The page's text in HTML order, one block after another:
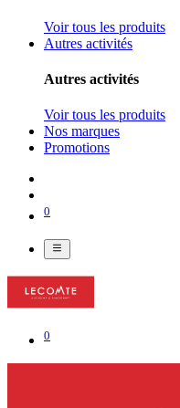
Voir tous les produits
Autres activités
Autres activités
Voir tous les produits
Nos marques
Promotions
0
0